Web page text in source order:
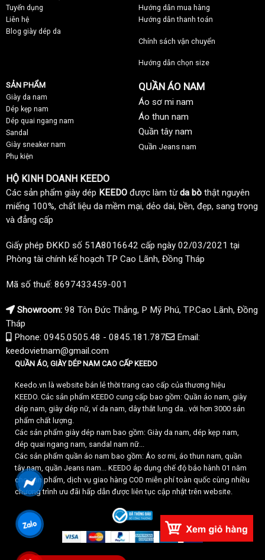
Tuyển dụng
Liên hệ
Blog giày dép da
Hướng dẫn mua hàng
Hướng dẫn thanh toán
Chính sách vận chuyển
Hướng dẫn chọn size
SẢN PHẨM
Giày da nam
Dép kẹp nam
Dép quai ngang nam
Sandal
Giày sneaker nam
Phụ kiện
QUẦN ÁO NAM
Áo sơ mi nam
Áo thun nam
Quần tây nam
Quần Jeans nam
HỘ KINH DOANH KEEDO
Các sản phẩm giày dép KEEDO được làm từda bò thật nguyên
miếng 100%, chất liệu da mềm mại, dẻo dai, bền, đẹp, sang trọng
và đẳng cấp
Giấy phép ĐKKD số 51A8016642 cấp ngày 02/03/2021 tại
Phòng tài chính kế hoạch TP Cao Lãnh, Đồng Tháp
Mã số thuế: 8697433459-001
Showroom: 98 Tôn Đức Thắng, P Mỹ Phú, TP.Cao Lãnh, Đồng
Tháp
Phone: 0945.0505.48 - 0845.181.787
Email:
keedovietnam@gmail.com
QUẦN ÁO, GIÀY DÉP NAM CAO CẤP KEEDO
Keedo.vn là website bán lẻ thời trang cao cấp của thương hiệu
KEEDO. Các sản phẩm KEEDO cung cấp bao gồm: Quần áo nam, giày
dép nam, giày dép nữ, ví da nam, dây thắt lưng da.. với hơn 3000 sản
phẩm chất lượng.
Các sản phẩm giày dép nam bao gồm: Giày da nam, dép kẹp nam,
dép quai ngang nam, sandal nam nữ...
Các sản phẩm quần áo nam bao gồm: Áo sơ mi, áo thun nam, quần
tây nam, quần Jeans nam... KEEDO áp dụng chế độ bảo hành 01 năm
cho sản phẩm, dịch vụ giao hàng COD miễn phí toàn quốc cùng nhiều
chương trình ưu đãi hấp dẫn được liên tục cập nhật trên website.